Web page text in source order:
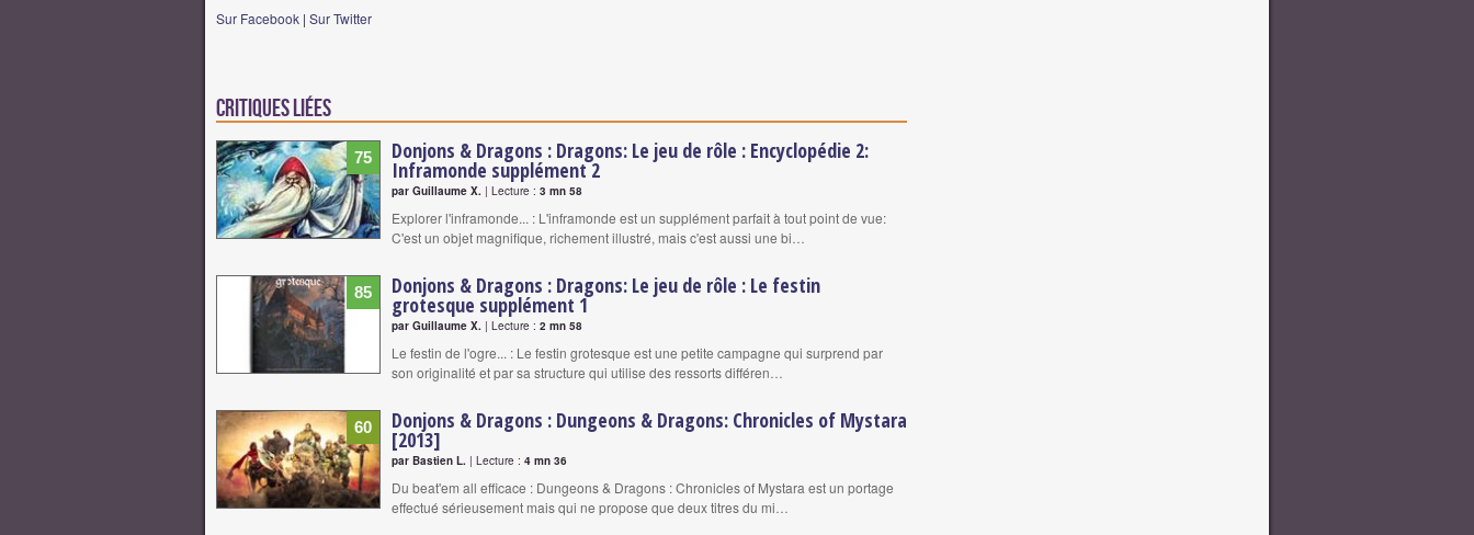
Sur Facebook | Sur Twitter
Critiques liées
75 Donjons & Dragons : Dragons: Le jeu de rôle : Encyclopédie 2:
Inframonde supplément 2
par Guillaume X. | Lecture : 3 mn 58
Explorer l'inframonde... : L'inframonde est un supplément parfait à tout point de vue:
C'est un objet magnifique, richement illustré, mais c'est aussi une bi…
85 Donjons & Dragons : Dragons: Le jeu de rôle : Le festin
grotesque supplément 1
par Guillaume X. | Lecture : 2 mn 58
Le festin de l'ogre... : Le festin grotesque est une petite campagne qui surprend par
son originalité et par sa structure qui utilise des ressorts différen…
60 Donjons & Dragons : Dungeons & Dragons: Chronicles of Mystara
[2013]
par Bastien L. | Lecture : 4 mn 36
Du beat'em all efficace : Dungeons & Dragons : Chronicles of Mystara est un portage
effectué sérieusement mais qui ne propose que deux titres du mi…